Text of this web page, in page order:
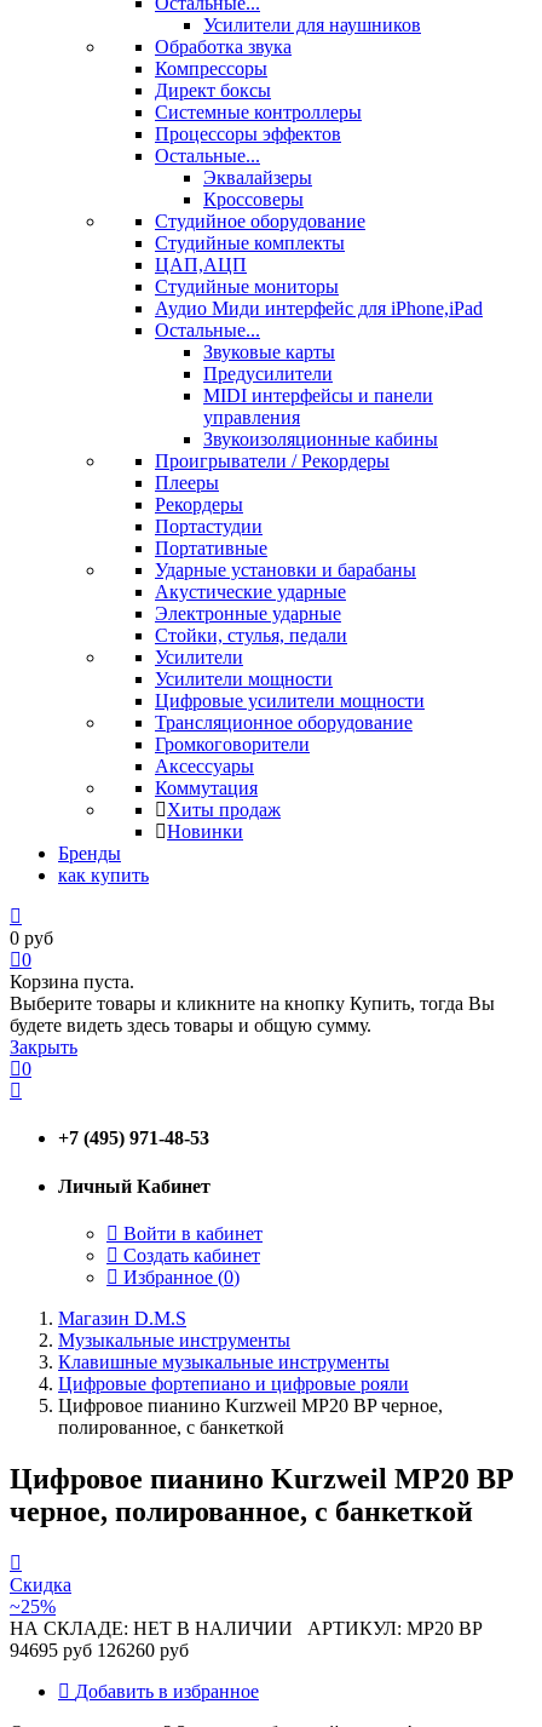
Усилители для наушников
Обработка звука
Компрессоры
Директ боксы
Системные контроллеры
Процессоры эффектов
Остальные...
Эквалайзеры
Кроссоверы
Студийное оборудование
Студийные комплекты
ЦАП,АЦП
Студийные мониторы
Аудио Миди интерфейс для iPhone,iPad
Остальные...
Звуковые карты
Предусилители
MIDI интерфейсы и панели
управления
Звукоизоляционные кабины
Проигрыватели / Рекордеры
Плееры
Рекордеры
Портастудии
Портативные
Ударные установки и барабаны
Акустические ударные
Электронные ударные
Стойки, стулья, педали
Усилители
Усилители мощности
Цифровые усилители мощности
Трансляционное оборудование
Громкоговорители
Аксессуары
Коммутация
Хиты продаж
Новинки
Бренды
как купить
0 руб
0
Корзина пуста.
Выберите товары и кликните на кнопку Купить, тогда Вы
будете видеть здесь товары и общую сумму.
Закрыть
0
+7 (495) 971-48-53
Личный Кабинет
Войти в кабинет
Создать кабинет
Избранное (0)
Магазин D.M.S
Музыкальные инструменты
Клавишные музыкальные инструменты
Цифровые фортепиано и цифровые рояли
Цифровое пианино Kurzweil MP20 BP черное,
полированное, с банкеткой
Цифровое пианино Kurzweil MP20 BP
черное, полированное, с банкеткой
Скидка
~25%
НА СКЛАДЕ: НЕТ В НАЛИЧИИ АРТИКУЛ: MP20 BP
94695 руб 126260 руб
Добавить в избранное